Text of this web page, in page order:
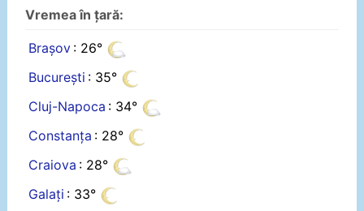
Vremea în țară:
Brașov : 26°
București : 35°
Cluj-Napoca : 34°
Constanța : 28°
Craiova : 28°
Galați : 33°